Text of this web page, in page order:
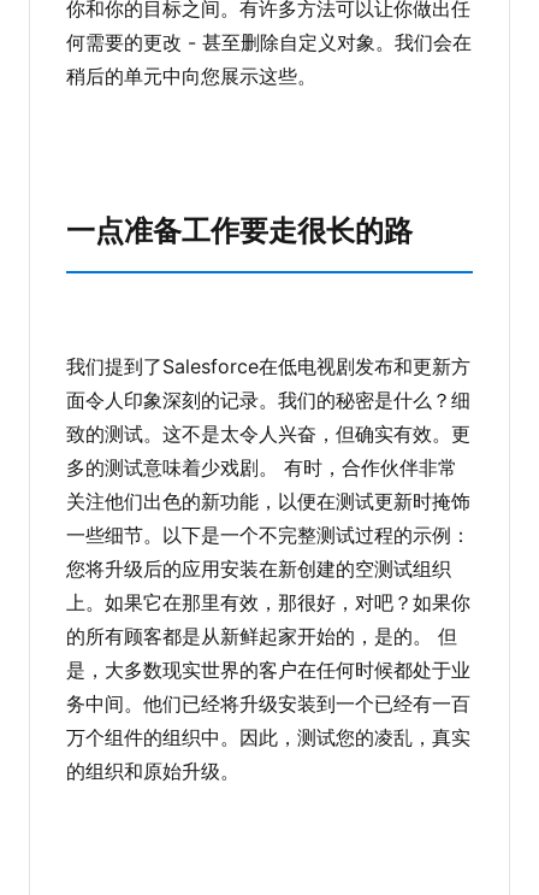
你和你的目标之间。有许多方法可以让你做出任
何需要的更改 - 甚至删除自定义对象。我们会在
稍后的单元中向您展示这些。
一点准备工作要走很长的路
我们提到了Salesforce在低电视剧发布和更新方
面令人印象深刻的记录。我们的秘密是什么？细
致的测试。这不是太令人兴奋，但确实有效。更
多的测试意味着少戏剧。 有时，合作伙伴非常
关注他们出色的新功能，以便在测试更新时掩饰
一些细节。以下是一个不完整测试过程的示例：
您将升级后的应用安装在新创建的空测试组织
上。如果它在那里有效，那很好，对吧？如果你
的所有顾客都是从新鲜起家开始的，是的。 但
是，大多数现实世界的客户在任何时候都处于业
务中间。他们已经将升级安装到一个已经有一百
万个组件的组织中。因此，测试您的凌乱，真实
的组织和原始升级。